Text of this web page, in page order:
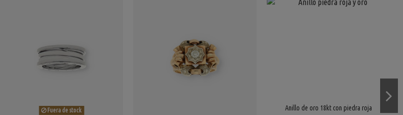
Fuera de stock Anillo de oro 18kt con piedra roja